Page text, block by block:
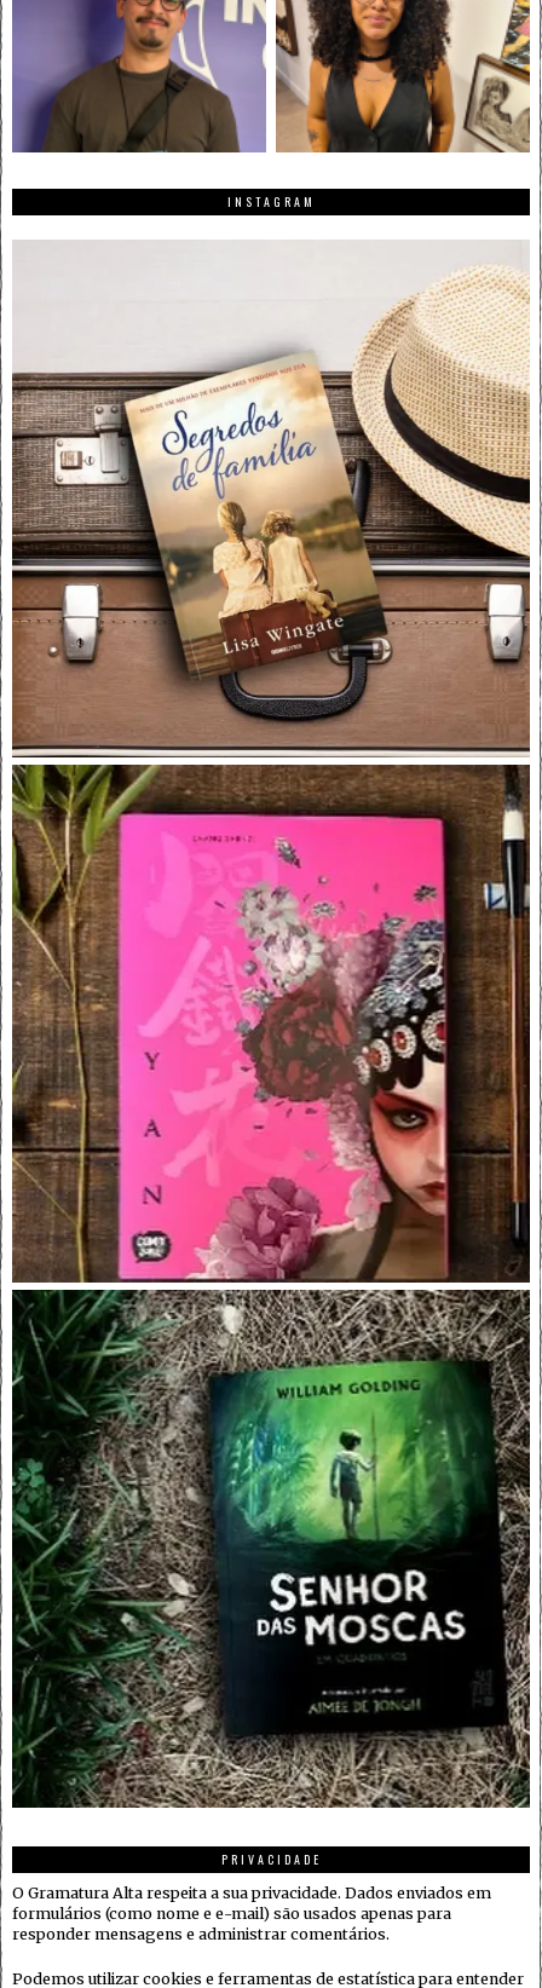
INSTAGRAM
PRIVACIDADE
O Gramatura Alta respeita a sua privacidade. Dados enviados em
formulários (como nome e e-mail) são usados apenas para
responder mensagens e administrar comentários.
Podemos utilizar cookies e ferramentas de estatística para entender